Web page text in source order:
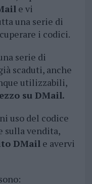
e vi
una serie di
i codici.
serie di
scaduti, anche
utilizzabili,
su DMail.
uso del codice
sulla vendita,
DMaile avervi